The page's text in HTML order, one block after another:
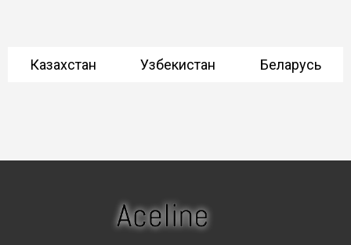
Казахстан Узбекистан Беларусь